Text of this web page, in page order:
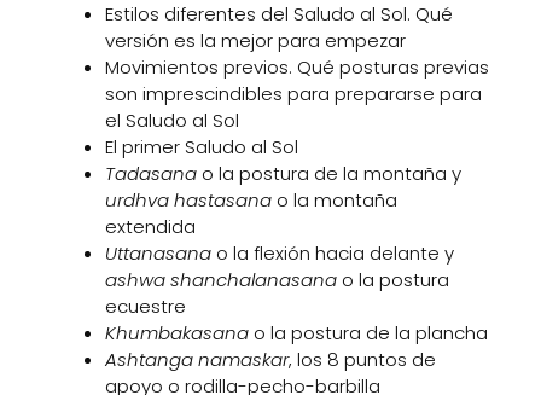
Estilos diferentes del Saludo al Sol. Qué
versión es la mejor para empezar
Movimientos previos. Qué posturas previas
son imprescindibles para prepararse para
el Saludo al Sol
El primer Saludo al Sol
Tadasana o la postura de la montaña y
urdhva hastasana o la montaña
extendida
Uttanasana o la flexión hacia delante y
ashwa shanchalanasana o la postura
ecuestre
Khumbakasana o la postura de la plancha
Ashtanga namaskar, los 8 puntos de
apoyo o rodilla-pecho-barbilla